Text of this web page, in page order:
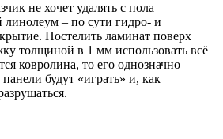
не хочет удалять с пола
– по сути гидро- и
Постелить ламинат поверх
толщиной в 1 мм использовать всё
ковролина, то его однозначно
будут «играть» и, как